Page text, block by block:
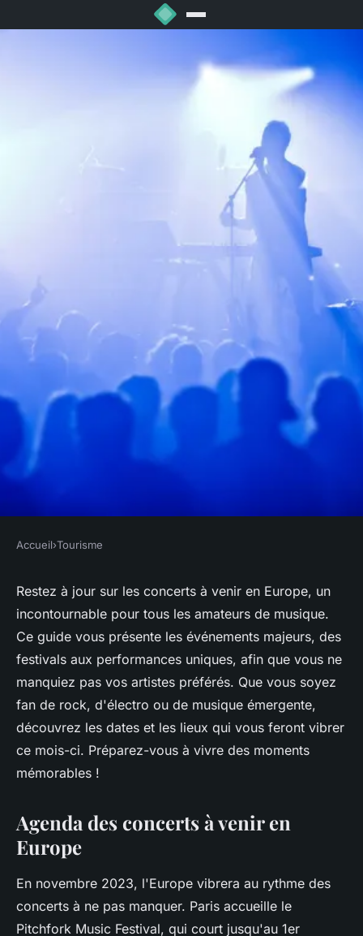
Agenda concerts europe : ne
ratez pas les artistes à venir !
Gabriel•7 mars 2025•4 min de lecture
Accueil›Tourisme
Restez à jour sur les concerts à venir en Europe, un
incontournable pour tous les amateurs de musique.
Ce guide vous présente les événements majeurs, des
festivals aux performances uniques, afin que vous ne
manquiez pas vos artistes préférés. Que vous soyez
fan de rock, d'électro ou de musique émergente,
découvrez les dates et les lieux qui vous feront vibrer
ce mois-ci. Préparez-vous à vivre des moments
mémorables !
Agenda des concerts à venir en
Europe
En novembre 2023, l'Europe vibrera au rythme des
concerts à ne pas manquer. Paris accueille le
Pitchfork Music Festival, qui court jusqu'au 1er